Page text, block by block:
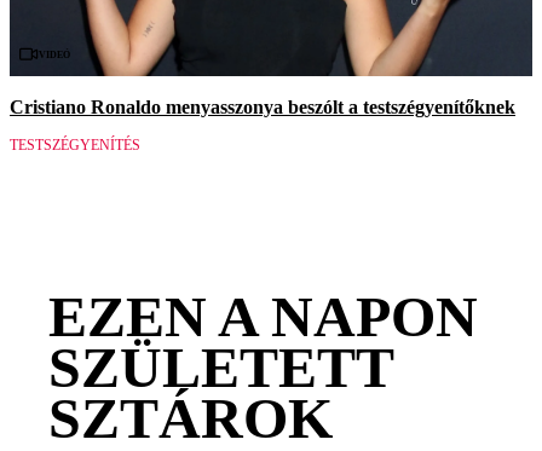
Videó
Cristiano Ronaldo menyasszonya beszólt a testszégyenítőknek
TESTSZÉGYENÍTÉS
EZEN A NAPON
SZÜLETETT
SZTÁROK